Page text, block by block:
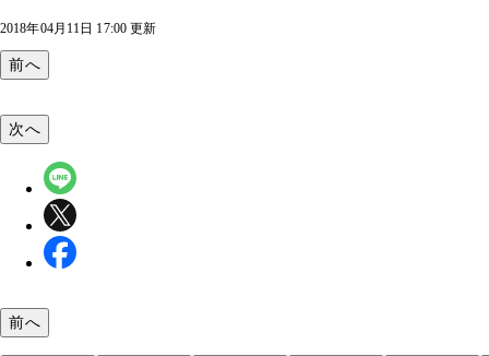
2018年04月11日 17:00 更新
前へ
次へ
前へ